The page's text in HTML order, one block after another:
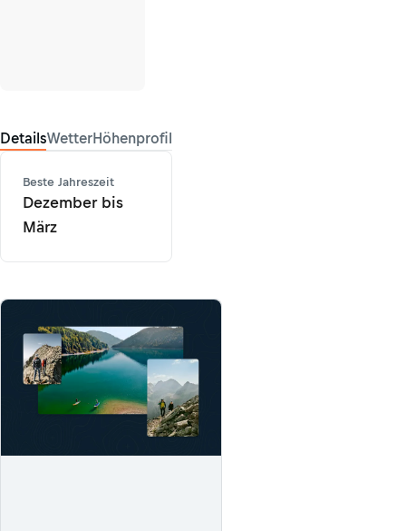
DetailsWetterHöhenprofil
Beste Jahreszeit
Dezember bis
März